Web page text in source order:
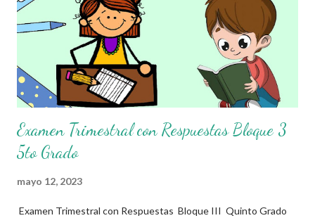
de estas planeaciones didacticas, recuerden que nosotros solo
los compartimos con fines educativos, didácticos e informativos.
😊 Obtén documento completo aquí 👇👇👇 Planeacion 5to Grado
Examen Trimestral con Respuestas Bloque 3
5to Grado
mayo 12, 2023
Examen Trimestral con Respuestas Bloque III Quinto Grado